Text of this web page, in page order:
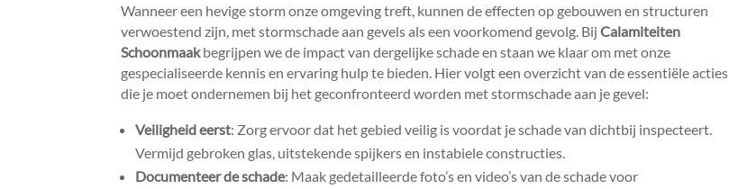
Wanneer een hevige storm onze omgeving treft, kunnen de effecten op gebouwen en structuren
verwoestend zijn, met stormschade aan gevels als een voorkomend gevolg.​ BijCalamiteiten
Schoonmaakbegrijpen we de impact van dergelijke schade en staan we klaar om met onze
gespecialiseerde kennis en ervaring hulp te bieden.​ Hier volgt een overzicht van de essentiële acties
die je moet ondernemen bij het geconfronteerd worden met stormschade aan je gevel:
Veiligheid eerst: Zorg ervoor dat het gebied veilig is voordat je schade van dichtbij inspecteert.​
Vermijd gebroken glas, uitstekende spijkers en instabiele constructies.​
Documenteer de schade: Maak gedetailleerde foto’s en video’s van de schade voor